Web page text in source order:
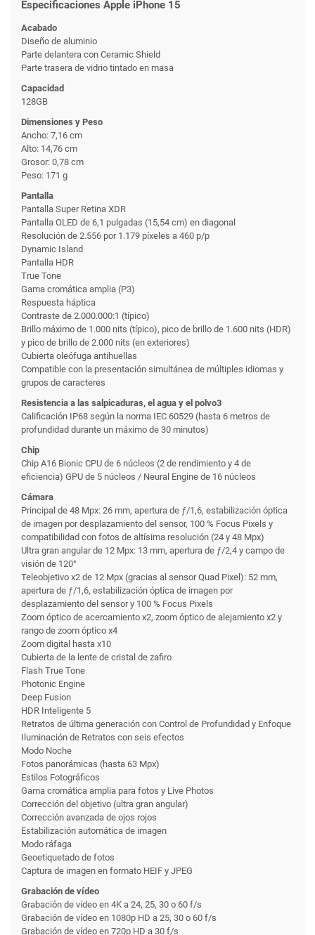
Especificaciones Apple iPhone 15
Acabado
Diseño de aluminio
Parte delantera con Ceramic Shield
Parte trasera de vidrio tintado en masa
Capacidad
128GB
Dimensiones y Peso
Ancho: 7,16 cm
Alto: 14,76 cm
Grosor: 0,78 cm
Peso: 171 g
Pantalla
Pantalla Super Retina XDR
Pantalla OLED de 6,1 pulgadas (15,54 cm) en diagonal
Resolución de 2.556 por 1.179 píxeles a 460 p/p
Dynamic Island
Pantalla HDR
True Tone
Gama cromática amplia (P3)
Respuesta háptica
Contraste de 2.000.000:1 (típico)
Brillo máximo de 1.000 nits (típico), pico de brillo de 1.600 nits (HDR)
y pico de brillo de 2.000 nits (en exteriores)
Cubierta oleófuga antihuellas
Compatible con la presentación simultánea de múltiples idiomas y
grupos de caracteres
Resistencia a las salpicaduras, el agua y el polvo3
Calificación IP68 según la norma IEC 60529 (hasta 6 metros de
profundidad durante un máximo de 30 minutos)
Chip
Chip A16 Bionic CPU de 6 núcleos (2 de rendimiento y 4 de
eficiencia) GPU de 5 núcleos / Neural Engine de 16 núcleos
Cámara
Principal de 48 Mpx: 26 mm, apertura de ƒ/1,6, estabili­zación óptica
de imagen por desplazamiento del sensor, 100 % Focus Pixels y
compati­bilidad con fotos de altísima resolución (24 y 48 Mpx)
Ultra gran angular de 12 Mpx: 13 mm, apertura de ƒ/2,4 y campo de
visión de 120°
Teleobjetivo x2 de 12 Mpx (gracias al sensor Quad Pixel): 52 mm,
apertura de ƒ/1,6, estabili­zación óptica de imagen por
desplazamiento del sensor y 100 % Focus Pixels
Zoom óptico de acercamiento x2, zoom óptico de alejamiento x2 y
rango de zoom óptico x4
Zoom digital hasta x10
Cubierta de la lente de cristal de zafiro
Flash True Tone
Photonic Engine
Deep Fusion
HDR Inteligente 5
Retratos de última generación con Control de Profundidad y Enfoque
Iluminación de Retratos con seis efectos
Modo Noche
Fotos panorámicas (hasta 63 Mpx)
Estilos Fotográficos
Gama cromática amplia para fotos y Live Photos
Corrección del objetivo (ultra gran angular)
Corrección avanzada de ojos rojos
Estabilización automática de imagen
Modo ráfaga
Geoetiquetado de fotos
Captura de imagen en formato HEIF y JPEG
Grabación de vídeo
Grabación de vídeo en 4K a 24, 25, 30 o 60 f/s
Grabación de vídeo en 1080p HD a 25, 30 o 60 f/s
Grabación de vídeo en 720p HD a 30 f/s